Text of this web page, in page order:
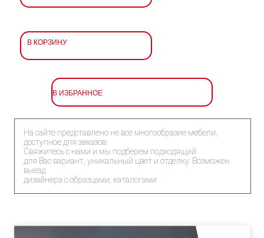
В КОРЗИНУ
В ИЗБРАННОЕ
На сайте представлено не все многообразие мебели,
доступное для заказов.
Свяжитесь с нами и мы подберем подходящий
для Вас вариант, уникальный цвет и отделку. Возможен
выезд
дизайнера с образцами, каталогами